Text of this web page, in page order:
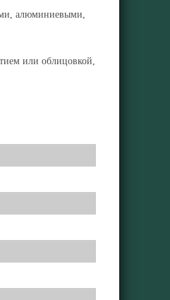
алюминиевыми,
или облицовкой,